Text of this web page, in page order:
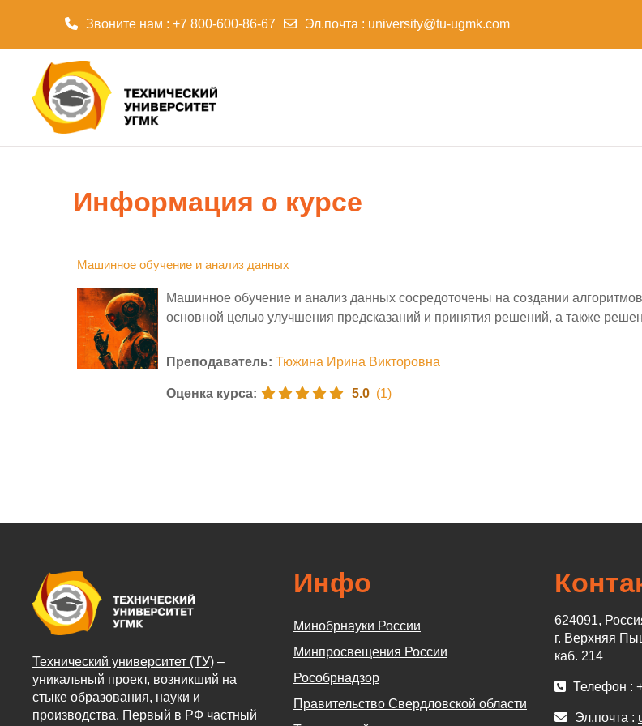
Звоните нам : +7 800-600-86-67 Эл.почта : university@tu-ugmk.com
Информация о курсе
Машинное обучение и анализ данных
Машинное обучение и анализ данных сосредоточены на создании
основной целью улучшения предсказаний и принятия решений, а также
Преподаватель:Тюжина Ирина Викторовна
Оценка курса: 5.0 (1)
Технический университет (ТУ) –
уникальный проект, возникший на
стыке образования, науки и
производства. Первый в РФ частный
Инфо
Минобрнауки России
Минпросвещения России
Рособрнадзор
Правительство Свердловской области
624091,
г. Верхняя
каб. 214
Телефон :
Эл.почта :